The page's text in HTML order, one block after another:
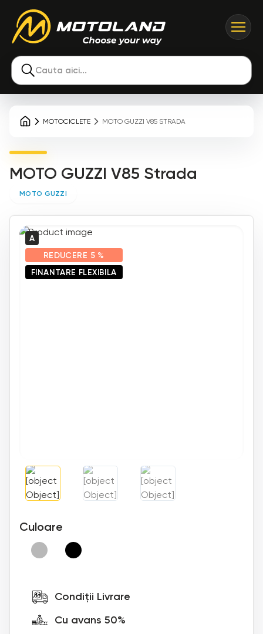
Cauta aici...
MOTOCICLETE MOTO GUZZI V85 STRADA
MOTO GUZZI V85 Strada
MOTO GUZZI
A
REDUCERE 5 %
FINANTARE FLEXIBILA
Culoare
Condiții Livrare
Cu avans 50%